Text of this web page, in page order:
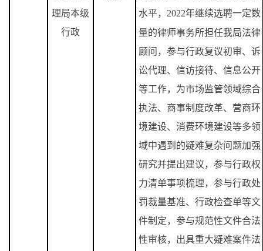
理局本级
行政
水平， 2022年继续选聘一定数
量的律师事务所担任我局法律
顾问，参与行政复议初审、诉
讼代理、信访接待、信息公开
等工作，为市场监管领域综合
执法、商事制度改革、营商环
境建设、消费环境建设等多领
域中遇到的疑难复杂问题加强
研究并提出建议，参与行政权
力清单事项梳理，参与行政处
罚裁量基准、行政检查单等文
件制定，参与规范性文件合法
性审核，出具重大疑难案件法